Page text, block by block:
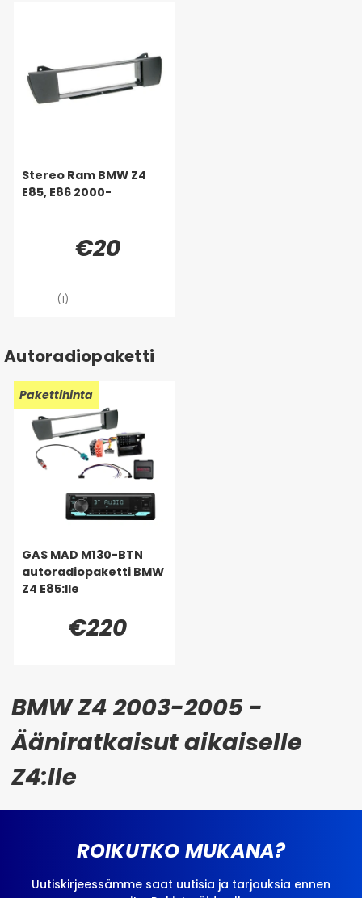
Stereo Ram BMW Z4
E85, E86 2000-
€20
(1)
Autoradiopaketti
Pakettihinta
GAS MAD M130-BTN
autoradiopaketti BMW
Z4 E85:lle
€220
BMW Z4 2003-2005 -
Ääniratkaisut aikaiselle
Z4:lle
ROIKUTKO MUKANA?
Uutiskirjeessämme saat uutisia ja tarjouksia ennen